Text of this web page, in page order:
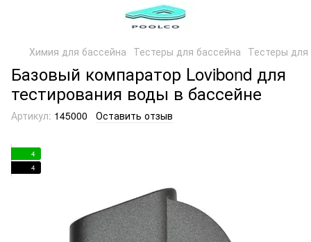
Химия для бассейна Тестеры для бассейна Тестеры для
Базовый компаратор Lovibond для
тестирования воды в бассейне
Артикул: 145000 Оставить отзыв
4
4